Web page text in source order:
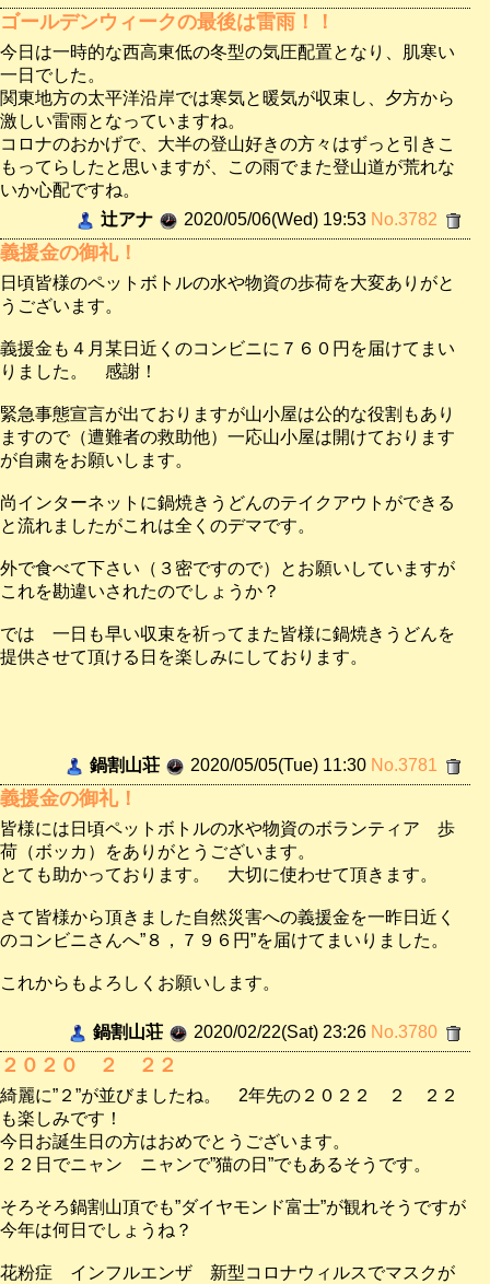
ゴールデンウィークの最後は雷雨！！
今日は一時的な西高東低の冬型の気圧配置となり、肌寒い
一日でした。
関東地方の太平洋沿岸では寒気と暖気が収束し、夕方から
激しい雷雨となっていますね。
コロナのおかげで、大半の登山好きの方々はずっと引きこ
もってらしたと思いますが、この雨でまた登山道が荒れな
いか心配ですね。
辻アナ
2020/05/06(Wed) 19:53 No.3782
義援金の御礼！
日頃皆様のペットボトルの水や物資の歩荷を大変ありがと
うございます。
義援金も４月某日近くのコンビニに７６０円を届けてまい
りました。 感謝！
緊急事態宣言が出ておりますが山小屋は公的な役割もあり
ますので（遭難者の救助他）一応山小屋は開けております
が自粛をお願いします。
尚インターネットに鍋焼きうどんのテイクアウトができる
と流れましたがこれは全くのデマです。
外で食べて下さい（３密ですので）とお願いしていますが
これを勘違いされたのでしょうか？
では 一日も早い収束を祈ってまた皆様に鍋焼きうどんを
提供させて頂ける日を楽しみにしております。
鍋割山荘 2020/05/05(Tue) 11:30 No.3781
義援金の御礼！
皆様には日頃ペットボトルの水や物資のボランティア 歩
荷（ボッカ）をありがとうございます。
とても助かっております。 大切に使わせて頂きます。
さて皆様から頂きました自然災害への義援金を一昨日近く
のコンビニさんへ”８，７９６円”を届けてまいりました。
これからもよろしくお願いします。
鍋割山荘 2020/02/22(Sat) 23:26 No.3780
２０２０ ２ ２２
綺麗に”２”が並びましたね。 2年先の２０２２ ２ ２２
も楽しみです！
今日お誕生日の方はおめでとうございます。
２２日でニャン ニャンで”猫の日”でもあるそうです。
そろそろ鍋割山頂でも”ダイヤモンド富士”が観れそうですが
今年は何日でしょうね？
花粉症 インフルエンザ 新型コロナウィルスでマスクが